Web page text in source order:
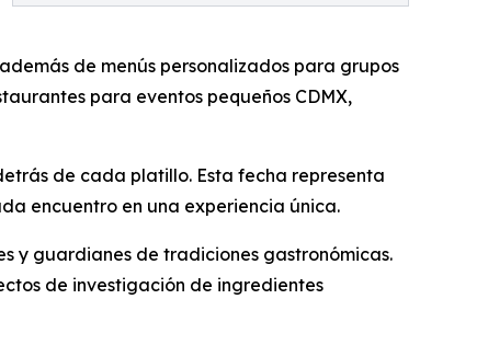
de menús personalizados para grupos
para eventos pequeños CDMX,
de cada platillo. Esta fecha representa
encuentro en una experiencia única.
y guardianes de tradiciones gastronómicas.
de investigación de ingredientes